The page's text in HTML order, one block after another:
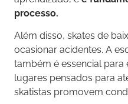
processo.
Além disso, skates de
ocasionar acidentes. A
também é essencial para
lugares pensados para
skatistas promovem